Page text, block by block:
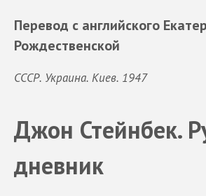
Перевод с английского
Рождественской
СССР. Украина. Киев. 1947
Джон Стейнбек.
дневник